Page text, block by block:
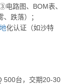
路图、BOM表、
跌落）；
化认证（如沙特
500台，交期20-30